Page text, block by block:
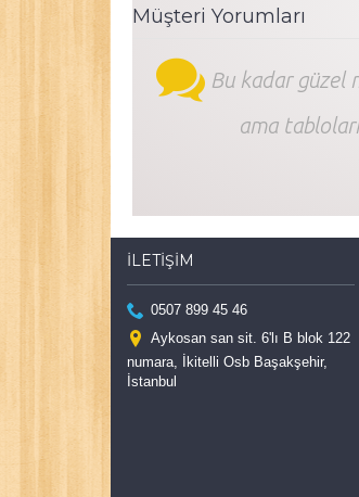
Müşteri Yorumları
Bu kadar güzel
ama
İLETIŞIM
0507 899 45 46
Aykosan san sit. 6'lı B blok 122
numara, İkitelli Osb Başakşehir,
İstanbul